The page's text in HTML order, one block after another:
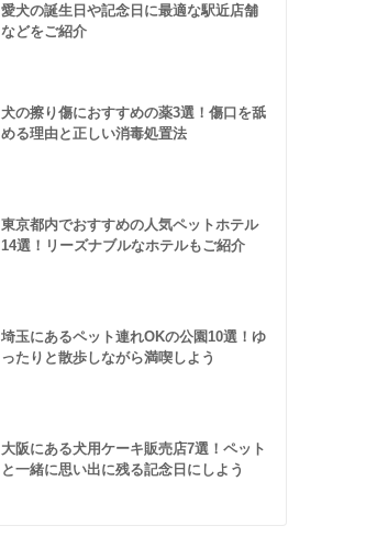
愛犬の誕生日や記念日に最適な駅近店舗
などをご紹介
犬の擦り傷におすすめの薬3選！傷口を舐
める理由と正しい消毒処置法
東京都内でおすすめの人気ペットホテル
14選！リーズナブルなホテルもご紹介
埼玉にあるペット連れOKの公園10選！ゆ
ったりと散歩しながら満喫しよう
大阪にある犬用ケーキ販売店7選！ペット
と一緒に思い出に残る記念日にしよう